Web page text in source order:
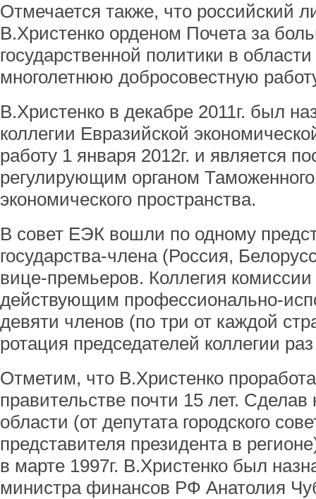
Отмечается также, что российский
В.Христенко орденом Почета за
государственной политики в
многолетнюю добросовестную
В.Христенко в декабре 2011г. был
коллегии Евразийской
работу 1 января 2012г. и является
регулирующим органом
экономического пространства.
В совет ЕЭК вошли по одному
государства-члена (Россия,
вице-премьеров. Коллегия комиссии
действующим профессионально-
девяти членов (по три от каждой
ротация председателей коллегии
Отметим, что В.Христенко
правительстве почти 15 лет.
области (от депутата городского
представителя президента в
в марте 1997г. В.Христенко был
министра финансов РФ Анатолия